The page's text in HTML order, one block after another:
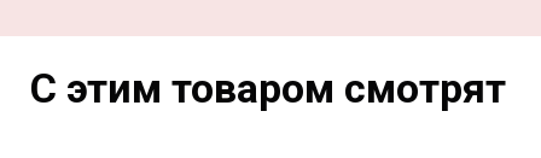
С этим товаром смотрят